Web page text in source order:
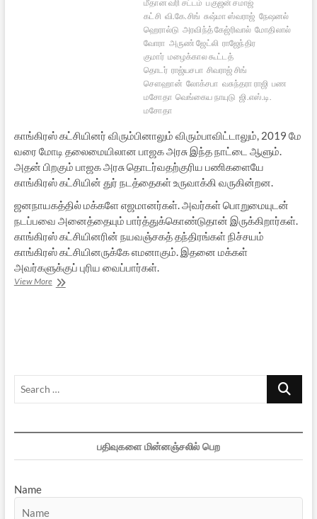
மீதான வரி சட்டம் பகுஜன் சமாஜ்
கட்சி வி.கே.சிங் சுஷ்மா ஸ்வராஜ் நேஷனல்
ஹெரால்டு அரவிந்த் கேஜ்ரிவால் மோதிலால்
வோரா அருண் ஜேட்லி ராஜேந்திர
குமார் மழைக்கால கூட்டத்
தொடர் ராஜ்யசபா சிவராஜ் சிங்
சௌஹான் லோக்சபா வசுந்தரா ராஜி பண
மசோதா வெங்கைய நாயுடு ஜி.எஸ்.டி.
மசோதா
காங்கிரஸ் கட்சியினர் விரும்பினாலும் விரும்பாவிட்டாலும், 2019 மே
வரை மோடி தலைமையிலான பாஜக அரசு இந்த நாட்டை ஆளும்.
அதன் பிறகும் பாஜக அரசு தொடர்வதற்குரிய பணிகளையே
காங்கிரஸ் கட்சியின் துர் நடத்தைகள் உருவாக்கி வருகின்றன.
ஜனநாயகத்தில் மக்களே எஜமானர்கள். அவர்கள் பொறுமையுடன்
நடப்பவை அனைத்தையும் பார்த்துக்கொண்டுதான் இருக்கிறார்கள்.
காங்கிரஸ் கட்சியினரின் நயவஞ்சகத் தந்திரங்கள் நிச்சயம்
காங்கிரஸ் கட்சியினருக்கே எமனாகும். இதனை மக்கள்
அவர்களுக்குப் புரிய வைப்பார்கள்.
View Moreநாடாளுமன்ற
Search
பதிவுகளை மின்னஞ்சலில் பெற
Name